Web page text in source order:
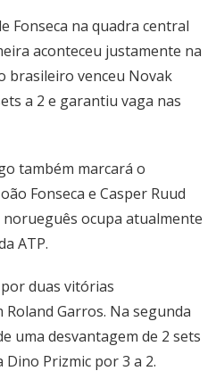
Fonseca na quadra central
aconteceu justamente na
brasileiro venceu Novak
a 2 e garantiu vaga nas
também marcará o
Fonseca e Casper Ruud
ocupa atualmente
ATP.
duas vitórias
Garros. Na segunda
uma desvantagem de 2 sets
Prizmic por 3 a 2.